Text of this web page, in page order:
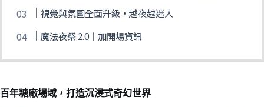
視覺與氛圍全面升級，越夜越迷人
魔法夜祭 2.0｜加開場資訊
百年糖廠場域，打造沉浸式奇幻世界